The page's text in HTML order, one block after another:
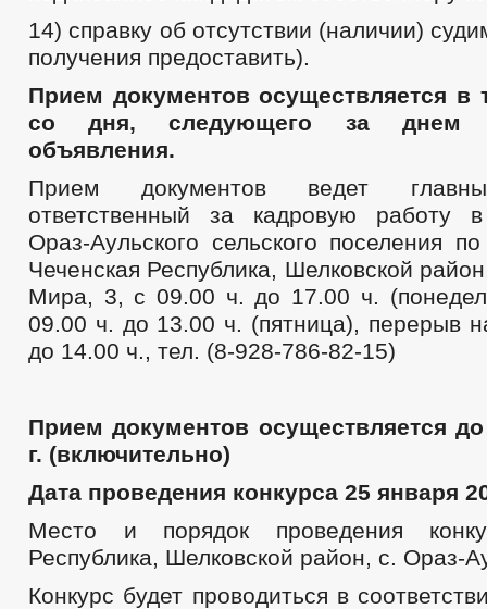
14) справку об отсутствии (наличии)
получения предоставить).
Прием документов осуществляется в
со дня, следующего за днем
объявления.
Прием документов ведет
ответственный за кадровую работу
Ораз-Аульского сельского поселения
Чеченская Республика, Шелковской
Мира, 3, с 09.00 ч. до 17.00 ч.
09.00 ч. до 13.00 ч. (пятница), перерыв
до 14.00 ч., тел. (8-928-786-82-15)
Прием документов осуществляется
г. (включительно)
Дата проведения конкурса 25 января
Место и порядок проведения
Республика, Шелковской район, с. Ораз-
Конкурс будет проводиться в